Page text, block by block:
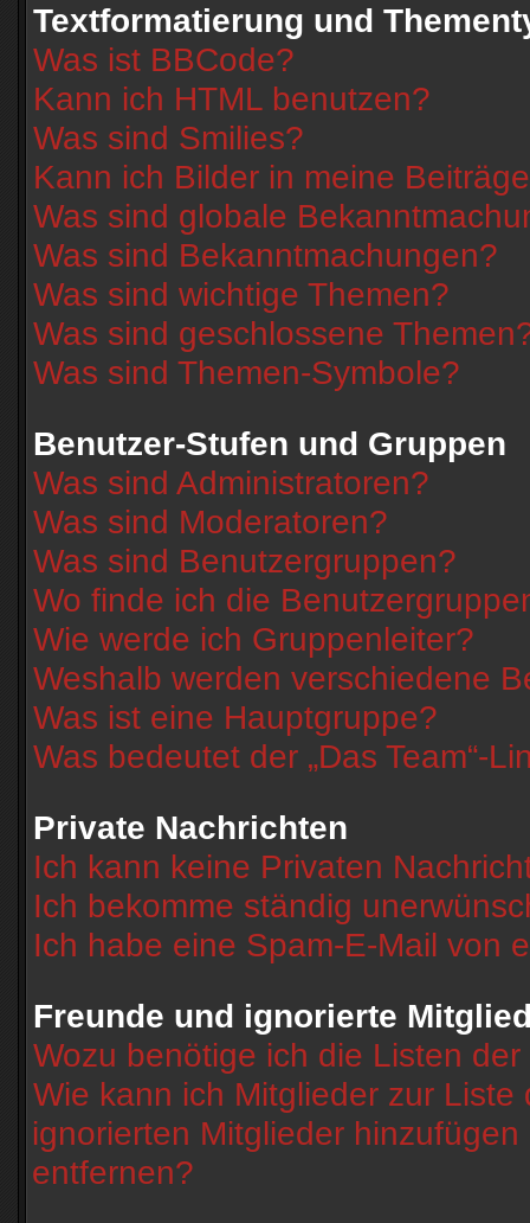
Textformatierung und
Was ist BBCode?
Kann ich HTML benutzen?
Was sind Smilies?
Kann ich Bilder in meine
Was sind globale
Was sind Bekanntmachungen?
Was sind wichtige Themen?
Was sind geschlossene
Was sind Themen-Symbole?
Benutzer-Stufen und Gruppen
Was sind Administratoren?
Was sind Moderatoren?
Was sind Benutzergruppen?
Wo finde ich die
Wie werde ich Gruppenleiter?
Weshalb werden verschiedene
Was ist eine Hauptgruppe?
Was bedeutet der „Das Team“-
Private Nachrichten
Ich kann keine Privaten
Ich bekomme ständig
Ich habe eine Spam-E-Mail von
Freunde und ignorierte
Wozu benötige ich die Listen
Wie kann ich Mitglieder zur
ignorierten Mitglieder
entfernen?